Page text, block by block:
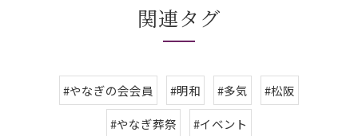
関連タグ
#やなぎの会会員 #明和 #多気
#松阪
#やなぎ葬祭
#イベント